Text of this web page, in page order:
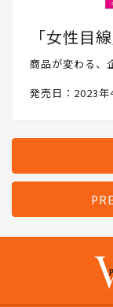
「女性目
商品が変わる、
発売日：2023年